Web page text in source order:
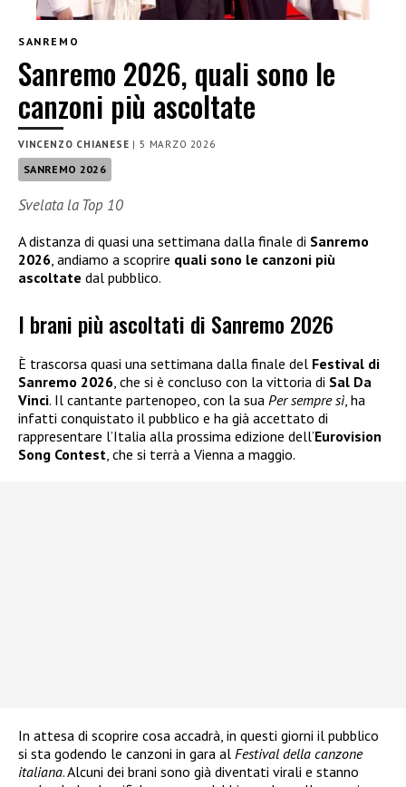
SANREMO
Sanremo 2026, quali sono le
canzoni più ascoltate
VINCENZO CHIANESE | 5 MARZO 2026
SANREMO 2026
Svelata la Top 10
A distanza di quasi una settimana dalla finale di Sanremo
2026, andiamo a scoprire quali sono le canzoni più
ascoltate dal pubblico.
I brani più ascoltati di Sanremo 2026
È trascorsa quasi una settimana dalla finale del Festival di
Sanremo 2026 , che si è concluso con la vittoria di Sal Da
Vinci. Il cantante partenopeo, con la sua Per sempre sì , ha
infatti conquistato il pubblico e ha già accettato di
rappresentare l’Italia alla prossima edizione dell’Eurovision
Song Contest , che si terrà a Vienna a maggio.
In attesa di scoprire cosa accadrà, in questi giorni il pubblico
si sta godendo le canzoni in gara al Festival della canzone
italiana. Alcuni dei brani sono già diventati virali e stanno